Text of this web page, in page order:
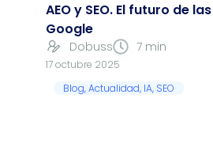
AEO y SEO. El futuro de
Google
Dobuss 7 min
17 octubre 2025
Blog,Actualidad, IA, SEO